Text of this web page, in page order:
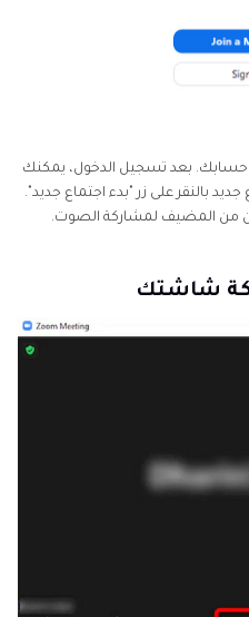
حسابك. بعد تسجيل الدخول، يمكنك
بالنقر على زر "بدء اجتماع جديد".
من المضيف لمشاركة الصوت.
شاشتك